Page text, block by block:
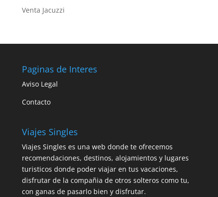
Venta Jacuzzi
Paginas de Interes
Aviso Legal
Contacto
Viajes Singles
Viajes Singles es una web donde te ofrecemos
recomendaciones, destinos, alojamientos y lugares
turisticos donde poder viajar en tus vacaciones,
disfrutar de la compañia de otros solteros como tu,
con ganas de pasarlo bien y disfrutar.